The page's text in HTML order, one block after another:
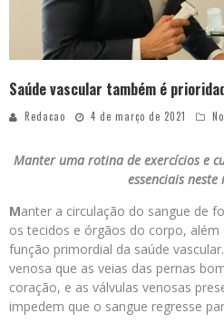
Saúde vascular também é
Redacao 4 de março de 2021
Manter uma rotina de exercícios e
essenciais
Manter a circulação do sangue de
os tecidos e órgãos do corpo,
função primordial da saúde
venosa que as veias das pernas
coração, e as válvulas venosas
impedem que o sangue regresse